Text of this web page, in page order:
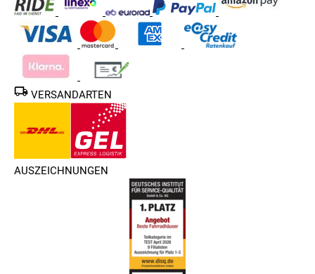
VERSANDARTEN
AUSZEICHNUNGEN